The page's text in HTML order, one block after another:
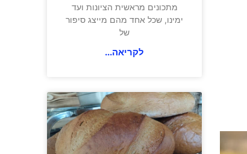
מתכונים מראשית הציונות ועד
ימינו, שכל אחד מהם מייצג סיפור
של
לקריאה...